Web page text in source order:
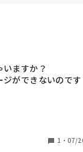
ますか？
ができないのです
されるのでしょう
ば教えていただき
1 ・ 07/